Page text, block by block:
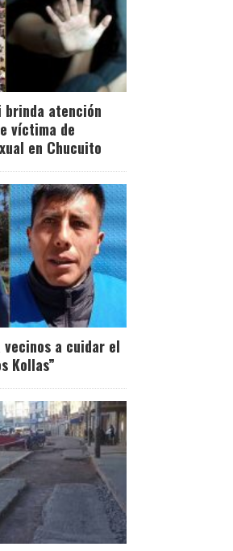
brinda atención
víctima de
en Chucuito
a cuidar el
Kollas”